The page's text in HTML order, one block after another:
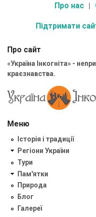
Про нас
Підтримати
Про сайт
«Україна Інкогніта» -
краєзнавства.
Меню
Історія і традиції
Регіони України
Тури
Пам'ятки
Природа
Блог
Галереї